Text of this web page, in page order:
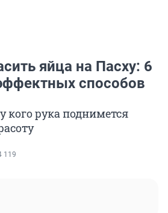
яйца на Пасху: 6
способов
кого рука поднимется
119